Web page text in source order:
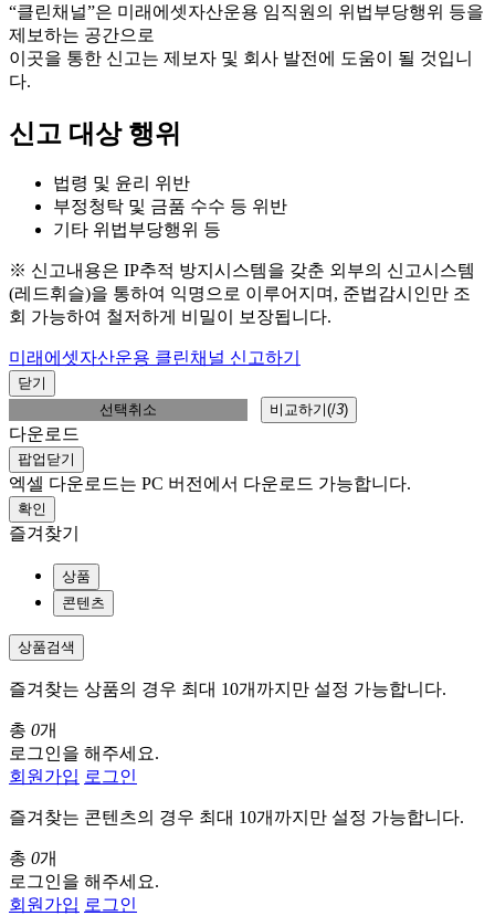
“클린채널”은 미래에셋자산운용 임직원의 위법부당행위 등을
제보하는 공간으로
이곳을 통한 신고는 제보자 및 회사 발전에 도움이 될 것입니
다.
신고 대상 행위
법령 및 윤리 위반
부정청탁 및 금품 수수 등 위반
기타 위법부당행위 등
※ 신고내용은 IP추적 방지시스템을 갖춘 외부의 신고시스템
(레드휘슬)을 통하여 익명으로 이루어지며, 준법감시인만 조
회 가능하여 철저하게 비밀이 보장됩니다.
미래에셋자산운용 클린채널 신고하기
닫기
선택취소
비교하기(/3)
다운로드
팝업닫기
엑셀 다운로드는 PC 버전에서 다운로드 가능합니다.
확인
즐겨찾기
상품
콘텐츠
상품검색
즐겨찾는 상품의 경우 최대 10개까지만 설정 가능합니다.
총 0개
로그인을 해주세요.
회원가입 로그인
즐겨찾는 콘텐츠의 경우 최대 10개까지만 설정 가능합니다.
총 0개
로그인을 해주세요.
회원가입 로그인